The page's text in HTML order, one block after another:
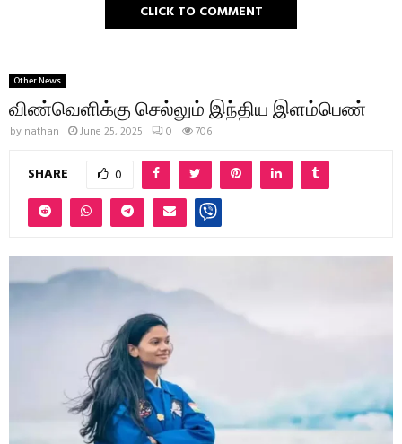
CLICK TO COMMENT
Other News
விண்வெளிக்கு செல்லும் இந்திய இளம்பெண்
by nathan June 25, 2025 0 706
SHARE 0